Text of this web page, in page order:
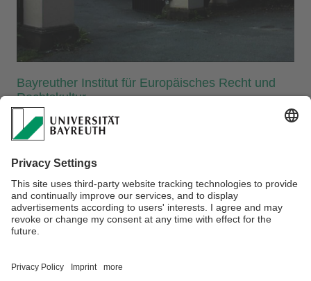
Bayreuther Institut für Europäisches Recht und
Rechtskultur
Forschungsstelle für Europäisches
Verfassungsrecht
(Hugo-Rüdel-Str. 8)
Professor Dr.Dr.h.c.mult. Peter Häberle ist am 06. Oktober
2025 im Alter von 91 Jahren verstorben. Wir werden ihm ein
ehrendes Andenken bewahren.